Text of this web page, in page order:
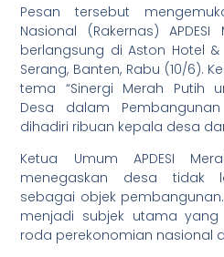
Pesan tersebut
Nasional (Rakernas)
berlangsung di Aston Hotel
Serang, Banten, Rabu (10/6).
tema “Sinergi Merah Putih
Desa dalam
dihadiri ribuan kepala desa
Ketua Umum APDESI
menegaskan desa tidak
sebagai objek
menjadi subjek utama
roda perekonomian nasional